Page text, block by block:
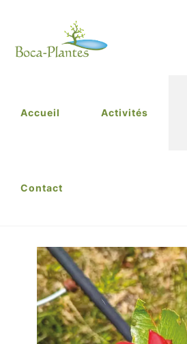
Accueil Activités
Contact